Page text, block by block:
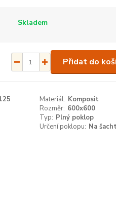
Skladem
Přidat do
Materiál: Komposit
Rozměr: 600x600
Typ: Plný poklop
Určení poklopu: Na